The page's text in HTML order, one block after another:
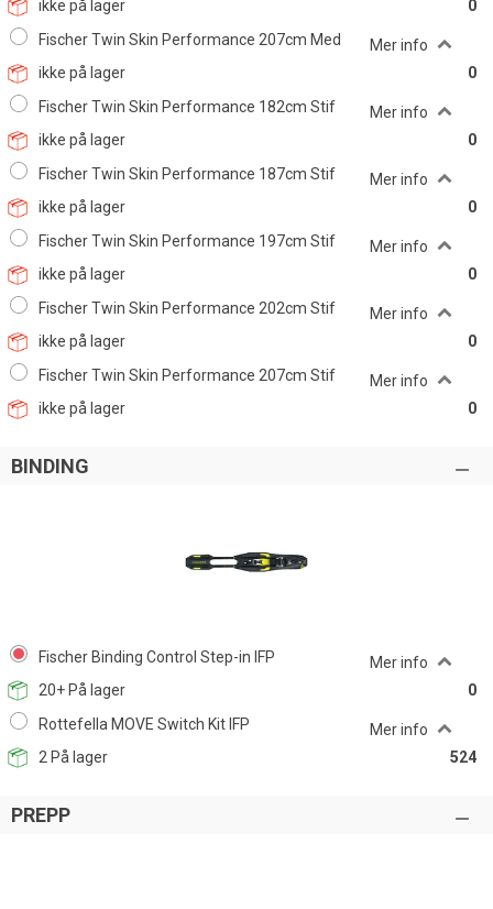
ikke på lager
0
Fischer Twin Skin Performance 207cm Med
Mer info
ikke på lager
0
Fischer Twin Skin Performance 182cm Stif
Mer info
ikke på lager
0
Fischer Twin Skin Performance 187cm Stif
Mer info
ikke på lager
0
Fischer Twin Skin Performance 197cm Stif
Mer info
ikke på lager
0
Fischer Twin Skin Performance 202cm Stif
Mer info
ikke på lager
0
Fischer Twin Skin Performance 207cm Stif
Mer info
ikke på lager
0
BINDING
Fischer Binding Control Step-in IFP
Mer info
20+ På lager
0
Rottefella MOVE Switch Kit IFP
Mer info
2 På lager 524
PREPP